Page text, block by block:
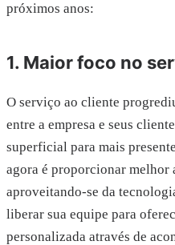
próximos anos:
1. Maior foco no
O serviço ao cliente
entre a empresa e seus
superficial para mais
agora é proporcionar melhor
aproveitando-se da
liberar sua equipe para
personalizada através de